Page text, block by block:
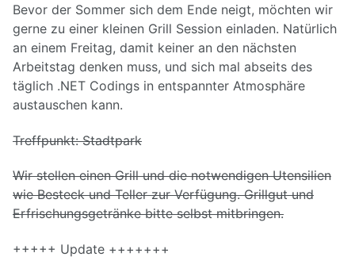
Bevor der Sommer sich dem Ende neigt, möchten wir
gerne zu einer kleinen Grill Session einladen. Natürlich
an einem Freitag, damit keiner an den nächsten
Arbeitstag denken muss, und sich mal abseits des
täglich .NET Codings in entspannter Atmosphäre
austauschen kann.
Treffpunkt: Stadtpark
Wir stellen einen Grill und die notwendigen Utensilien
wie Besteck und Teller zur Verfügung. Grillgut und
Erfrischungsgetränke bitte selbst mitbringen.
+++++ Update +++++++